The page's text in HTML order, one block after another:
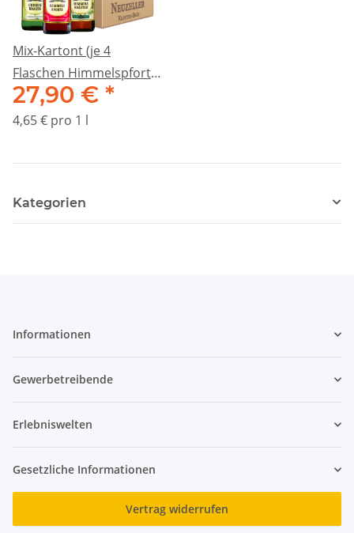
Mix-Kartont (je 4
Flaschen Himmelspforte,
Himmelskräuter,
Gurkenbrause)
27,90 € *
4,65 € pro 1 l
Kategorien
Informationen
Gewerbetreibende
Erlebniswelten
Gesetzliche Informationen
Vertrag widerrufen